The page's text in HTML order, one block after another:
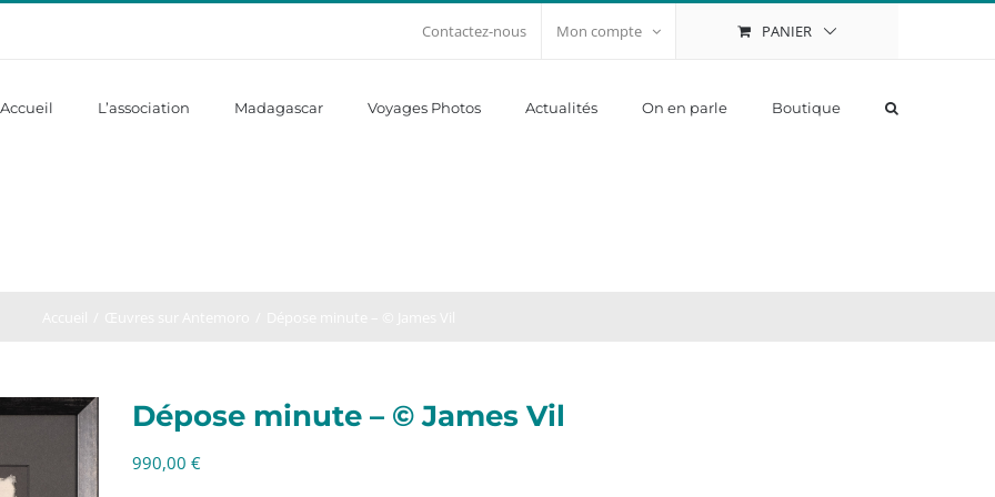
Contactez-nous Mon compte PANIER
Accueil L’association Madagascar Voyages Photos Actualités On en parle Boutique
Dépose minute – © James Vil
990,00 €